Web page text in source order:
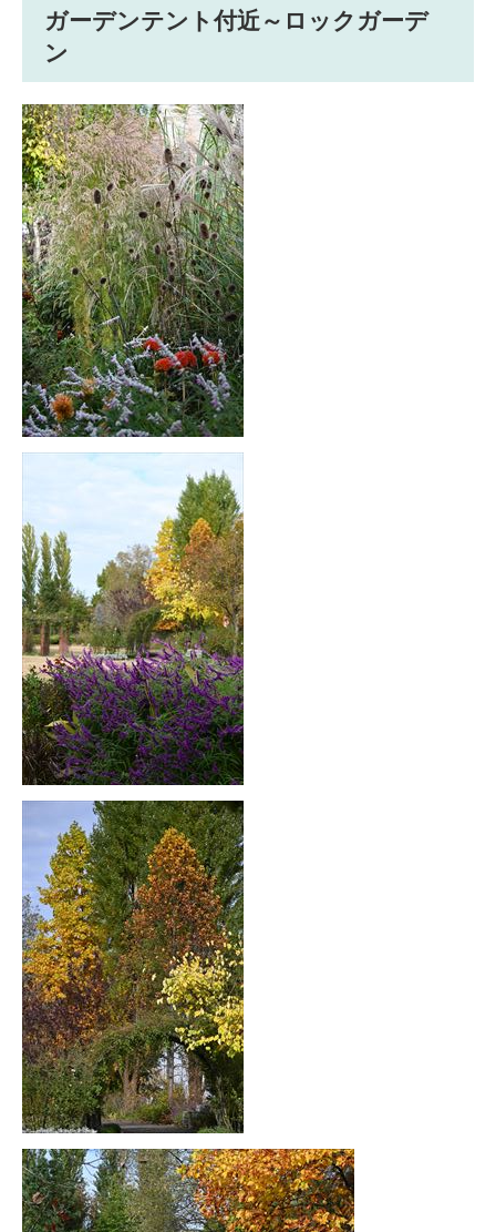
ガーデンテント付近～ロックガーデ
ン